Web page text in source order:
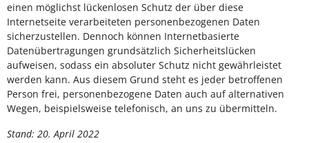
einen möglichst lückenlosen Schutz der über diese
Internetseite verarbeiteten personenbezogenen Daten
sicherzustellen. Dennoch können Internetbasierte
Datenübertragungen grundsätzlich Sicherheitslücken
aufweisen, sodass ein absoluter Schutz nicht gewährleistet
werden kann. Aus diesem Grund steht es jeder betroffenen
Person frei, personenbezogene Daten auch auf alternativen
Wegen, beispielsweise telefonisch, an uns zu übermitteln.
Stand: 20. April 2022